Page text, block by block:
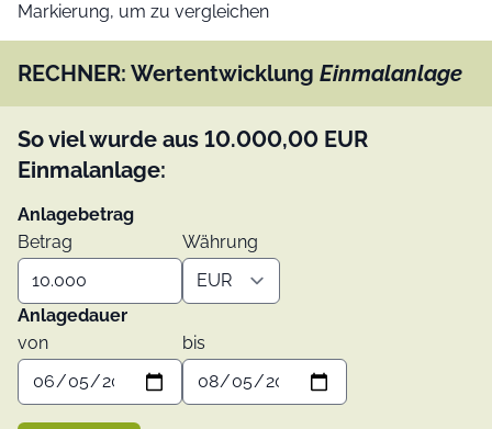
Markierung, um zu vergleichen
RECHNER: Wertentwicklung Einmalanlage
So viel wurde aus 10.000,00 EUR
Einmalanlage:
Anlagebetrag
Betrag
Währung
Anlagedauer
von
bis